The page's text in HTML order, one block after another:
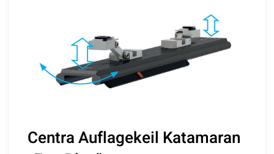
Centra Auflagekeil Katamaran